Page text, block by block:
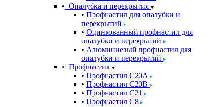
Опалубка и перекрытия
Профнастил для опалубки и
перекрытий
Оцинкованный профнастил для
опалубки и перекрытий
Алюминиевый профнастил для
опалубки и перекрытий
Профнастил
Профнастил С20A
Профнастил С20B
Профнастил С21
Профнастил С8